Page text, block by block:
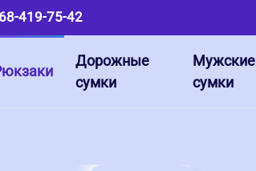
419-75-42
Дорожные
сумки
Мужские
сумки